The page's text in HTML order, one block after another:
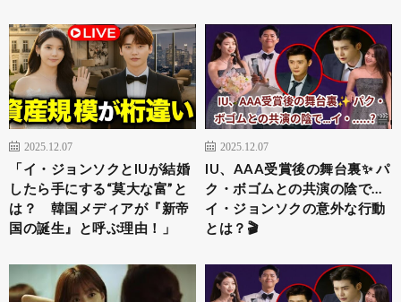
2025.12.07
「イ・ジョンソクとIUが結婚
したら手にする“莫大な富”と
は？ 韓国メディアが『新帝
国の誕生』と呼ぶ理由！」
2025.12.07
IU、AAA受賞後の舞台裏✨ パ
ク・ボゴムとの共演の陰で…
イ・ジョンソクの意外な行動
とは？🎬